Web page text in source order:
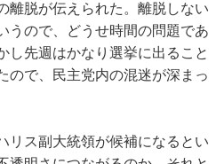
離脱が伝えられた。離脱しない
うので、どうせ時間の問題であ
し先週はかなり選挙に出ること
ので、民主党内の混迷が深まっ
ス副大統領が候補になるとい